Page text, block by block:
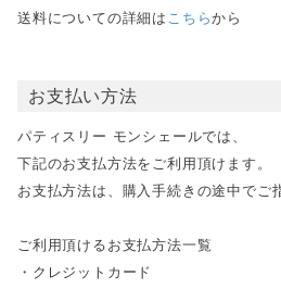
送料についての詳細は こちらから
お支払い方法
パティスリー モンシェールでは、
下記のお支払方法をご利用頂けます。
お支払方法は、購入手続きの途中でご
ご利用頂けるお支払方法一覧
・クレジットカード